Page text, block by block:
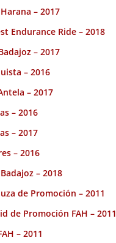
– 2017
Endurance Ride – 2018
– 2017
– 2016
– 2017
– 2016
– 2017
– 2016
– 2018
de Promoción – 2011
de Promoción FAH – 2011
– 2011